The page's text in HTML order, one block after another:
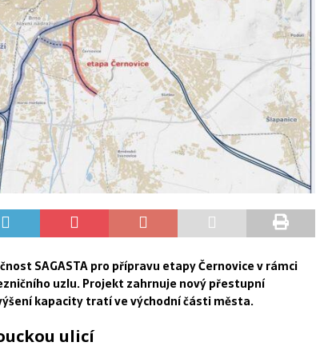
SAGASTA pro přípravu etapy Černovice v rámci
uzlu. Projekt zahrnuje nový přestupní
kapacity tratí ve východní části města.
ulicí